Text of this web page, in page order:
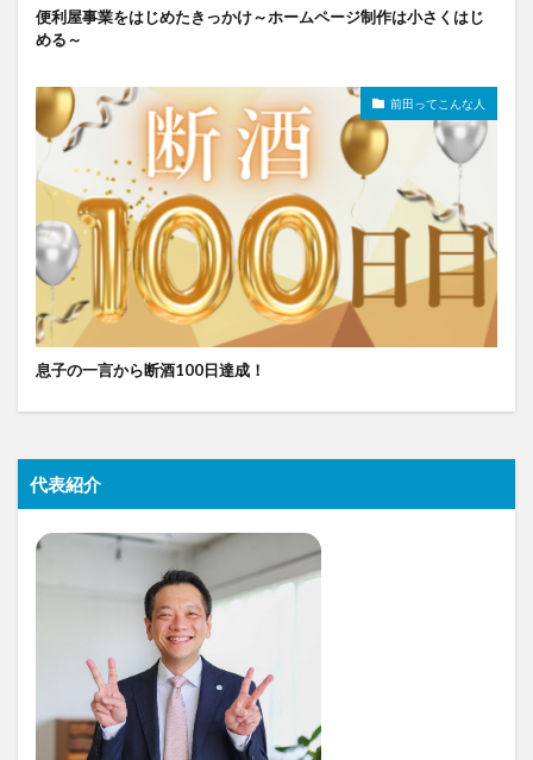
便利屋事業をはじめたきっかけ～ホームページ制作は小さくはじ
める～
前田ってこんな人
息子の一言から断酒100日達成！
代表紹介